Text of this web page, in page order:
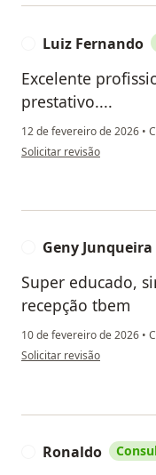
Luiz Fernando
Excelente
prestativo....
12 de fevereiro de 2026 •
na opinião do utilizador Luiz
Solicitar revisão
Geny Junqueira
Super educado,
recepção tbem
10 de fevereiro de 2026 •
na opinião do utilizador
Solicitar revisão
Ronaldo